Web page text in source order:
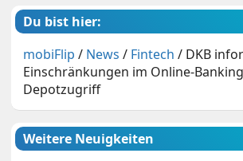
Du bist hier:
mobiFlip / News / Fintech / DKB
Einschränkungen im Online-
Depotzugriff
Weitere Neuigkeiten